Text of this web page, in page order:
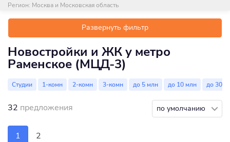
Регион: Москва и Московская область
Развернуть фильтр
Новостройки и ЖК у метро
Раменское (МЦД-3)
Студии 1-комн 2-комн 3-комн до 5 млн до 10 млн до 30 м²
32 предложения по умолчанию
1 2